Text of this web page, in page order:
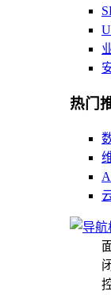
热门